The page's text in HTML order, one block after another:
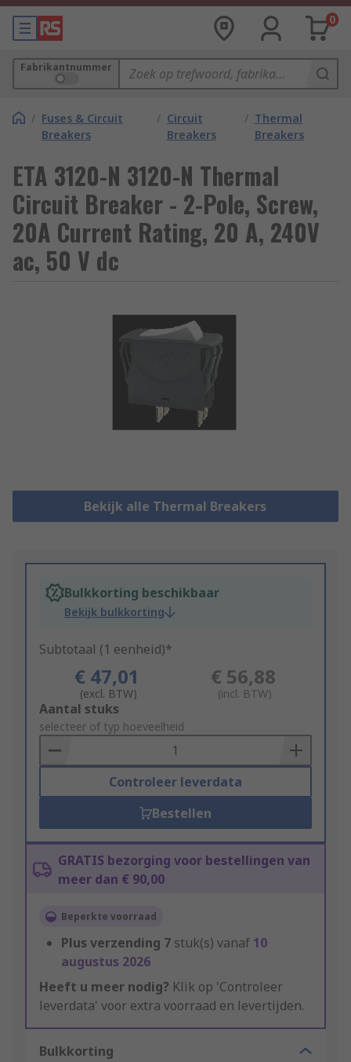
0
Fabrikantnummer
/ Fuses & Circuit
Breakers
/ Circuit
Breakers
/ Thermal
Breakers
ETA 3120-N 3120-N Thermal
Circuit Breaker - 2-Pole, Screw,
20A Current Rating, 20 A, 240V
ac, 50 V dc
Bekijk alle Thermal Breakers
Bulkkorting beschikbaar
Bekijk bulkkorting
Subtotaal (1 eenheid)*
€ 47,01
(excl. BTW)
€ 56,88
(incl. BTW)
Add
to
Basket
Aantal stuks
selecteer of typ hoeveelheid
Controleer leverdata
Bestellen
GRATIS bezorging voor bestellingen van
meer dan € 90,00
Beperkte voorraad
Plus verzending 7 stuk(s) vanaf 10
augustus 2026
Heeft u meer nodig? Klik op 'Controleer
leverdata' voor extra voorraad en levertijden.
Bulkkorting